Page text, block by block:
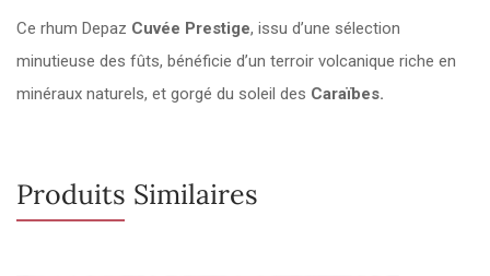
Ce rhum Depaz Cuvée Prestige, issu d’une sélection
minutieuse des fûts, bénéficie d’un terroir volcanique riche en
minéraux naturels, et gorgé du soleil des Caraïbes.
Produits Similaires